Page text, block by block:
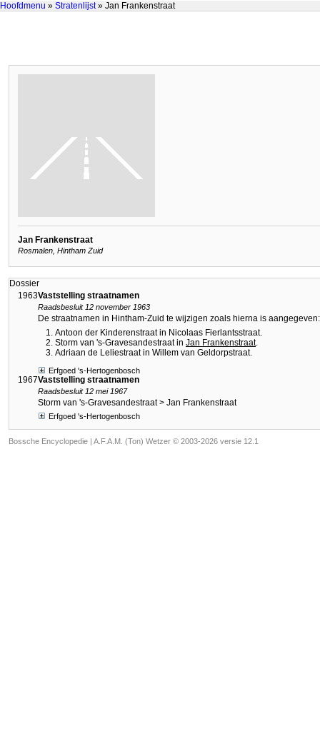
Hoofdmenu » Stratenlijst» Jan Frankenstraat
Jan Frankenstraat
Rosmalen, Hintham Zuid
Dossier
1963Vaststelling straatnamen
Raadsbesluit 12 november 1963
De straatnamen in Hintham-Zuid te wijzigen zoals hierna is aangegeven:
Antoon der Kinderenstraat in Nicolaas Fierlantsstraat.
Storm van 's-Gravesandestraat in Jan Frankenstraat.
Adriaan de Leliestraat in Willem van Geldorpstraat.
Erfgoed 's-Hertogenbosch
1967Vaststelling straatnamen
Raadsbesluit 12 mei 1967
Storm van 's-Gravesandestraat > Jan Frankenstraat
Erfgoed 's-Hertogenbosch
Bossche Encyclopedie | A.F.A.M. (Ton) Wetzer © 2003-2026 versie 12.1